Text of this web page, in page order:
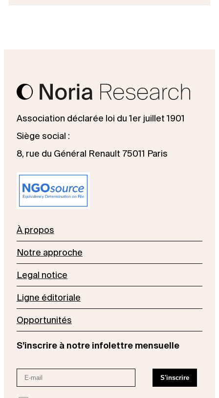
Association déclarée loi du 1er juillet 1901
Siège social :
8, rue du Général Renault 75011 Paris
À propos
Notre approche
Legal notice
Ligne éditoriale
Opportunités
S’inscrire à notre infolettre mensuelle